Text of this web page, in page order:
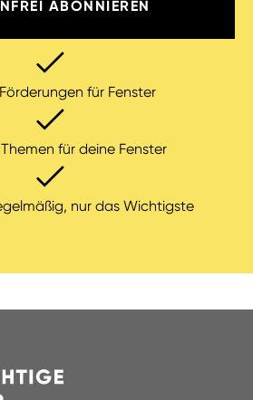
für Fenster
für deine Fenster
nur das Wichtigste